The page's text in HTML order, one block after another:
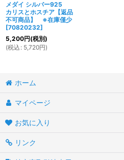
メダイ シルバー925
カリスとホスチア【返品
不可商品】 ※在庫僅少
[70820232]
5,200円(税別)
(税込 : 5,720円)
ホーム
マイページ
お気に入り
リンク